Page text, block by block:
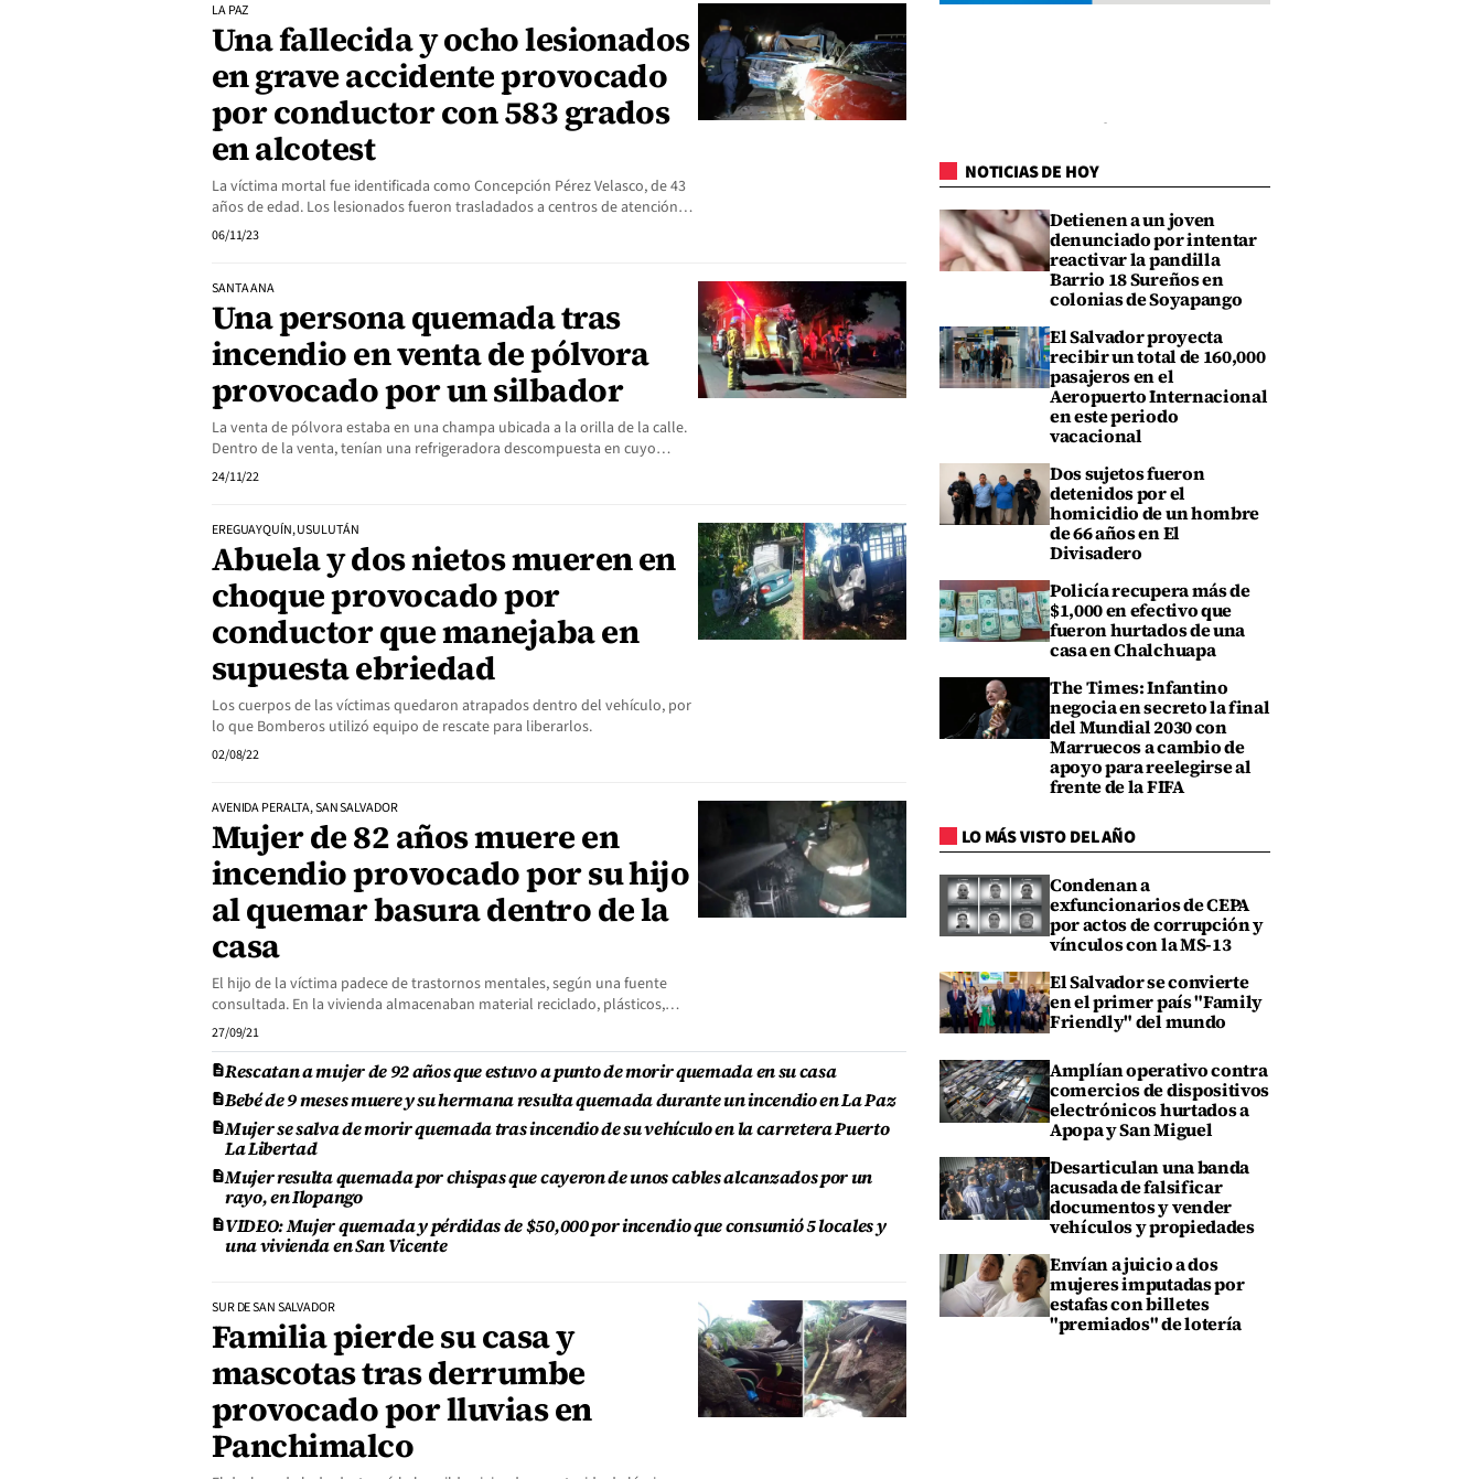
LA PAZ
Una fallecida y ocho lesionados
en grave accidente provocado
por conductor con 583 grados
en alcotest
La víctima mortal fue identificada como Concepción Pérez Velasco, de 43
años de edad. Los lesionados fueron trasladados a centros de atención…
06/11/23
SANTA ANA
Una persona quemada tras
incendio en venta de pólvora
provocado por un silbador
La venta de pólvora estaba en una champa ubicada a la orilla de la calle.
Dentro de la venta, tenían una refrigeradora descompuesta en cuyo…
24/11/22
EREGUAYQUÍN, USULUTÁN
Abuela y dos nietos mueren en
choque provocado por
conductor que manejaba en
supuesta ebriedad
Los cuerpos de las víctimas quedaron atrapados dentro del vehículo, por
lo que Bomberos utilizó equipo de rescate para liberarlos.
02/08/22
AVENIDA PERALTA, SAN SALVADOR
Mujer de 82 años muere en
incendio provocado por su hijo
al quemar basura dentro de la
casa
El hijo de la víctima padece de trastornos mentales, según una fuente
consultada. En la vivienda almacenaban material reciclado, plásticos,…
27/09/21
Rescatan a mujer de 92 años que estuvo a punto de morir quemada en su casa
Bebé de 9 meses muere y su hermana resulta quemada durante un incendio en La Paz
Mujer se salva de morir quemada tras incendio de su vehículo en la carretera Puerto
La Libertad
Mujer resulta quemada por chispas que cayeron de unos cables alcanzados por un
rayo, en Ilopango
VIDEO: Mujer quemada y pérdidas de $50,000 por incendio que consumió 5 locales y
una vivienda en San Vicente
SUR DE SAN SALVADOR
Familia pierde su casa y
mascotas tras derrumbe
provocado por lluvias en
Panchimalco
NOTICIAS DE HOY
Detienen a un joven
denunciado por intentar
reactivar la pandilla
Barrio 18 Sureños en
colonias de Soyapango
El Salvador proyecta
recibir un total de 160,000
pasajeros en el
Aeropuerto Internacional
en este periodo
vacacional
Dos sujetos fueron
detenidos por el
homicidio de un hombre
de 66 años en El
Divisadero
Policía recupera más de
$1,000 en efectivo que
fueron hurtados de una
casa en Chalchuapa
The Times: Infantino
negocia en secreto la final
del Mundial 2030 con
Marruecos a cambio de
apoyo para reelegirse al
frente de la FIFA
LO MÁS VISTO DEL AÑO
Condenan a
exfuncionarios de CEPA
por actos de corrupción y
vínculos con la MS-13
El Salvador se convierte
en el primer país "Family
Friendly" del mundo
Amplían operativo contra
comercios de dispositivos
electrónicos hurtados a
Apopa y San Miguel
Desarticulan una banda
acusada de falsificar
documentos y vender
vehículos y propiedades
Envían a juicio a dos
mujeres imputadas por
estafas con billetes
"premiados" de lotería